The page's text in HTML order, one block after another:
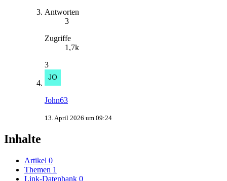
Antworten
3
Zugriffe
1,7k
3
John63
13. April 2026 um 09:24
Inhalte
Artikel 0
Themen 1
Link-Datenbank 0